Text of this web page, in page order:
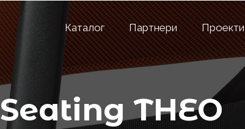
Каталог Партнери Проекти
THEO